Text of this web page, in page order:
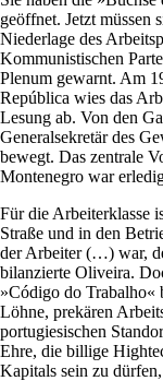
geöffnet. Jetzt müssen
Niederlage des
Kommunistischen
Plenum gewarnt. Am
República wies das
Lesung ab. Von den
Generalsekretär des
bewegt. Das zentrale
Montenegro war
Für die Arbeiterklasse
Straße und in den
der Arbeiter (…) war,
bilanzierte Oliveira.
»Código do Trabalho«
Löhne, prekären
portugiesischen
Ehre, die billige
Kapitals sein zu